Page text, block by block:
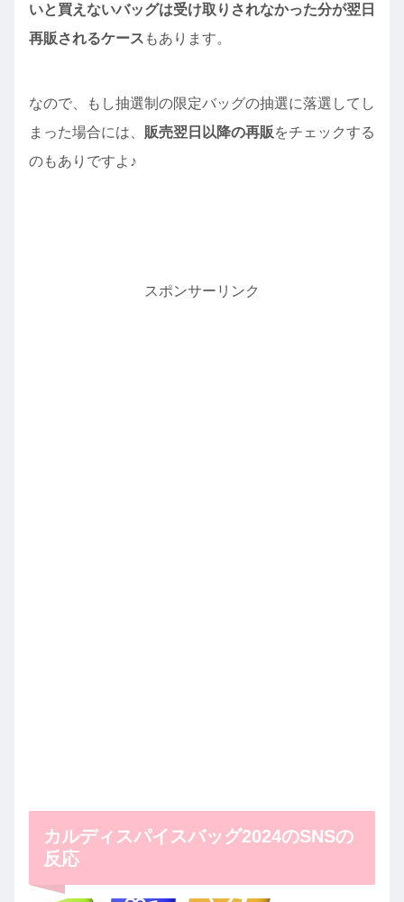
いと買えないバッグは受け取りされなかった分が翌日
再販されるケース もあります。
なので、もし抽選制の限定バッグの抽選に落選してし
まった場合には、 販売翌日以降の再販をチェックする
のもありですよ♪
スポンサーリンク
カルディスパイスバッグ2024のSNSの
反応